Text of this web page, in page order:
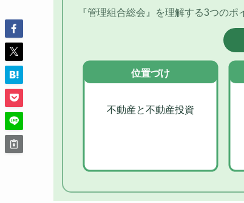
『管理組合総会』を理解する3つのポ
位置づけ
不動産と不動産投資